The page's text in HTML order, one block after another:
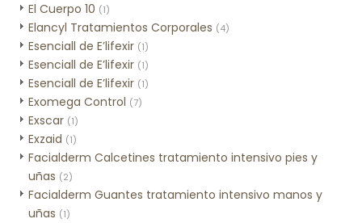
El Cuerpo 10 (1)
Elancyl Tratamientos Corporales (4)
Esenciall de E’lifexir (1)
Esenciall de E’lifexir (1)
Esenciall de E’lifexir (1)
Exomega Control (7)
Exscar (1)
Exzaid (1)
Facialderm Calcetines tratamiento intensivo pies y
uñas (2)
Facialderm Guantes tratamiento intensivo manos y
uñas (1)